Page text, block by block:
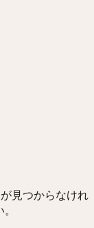
見つからなけれ